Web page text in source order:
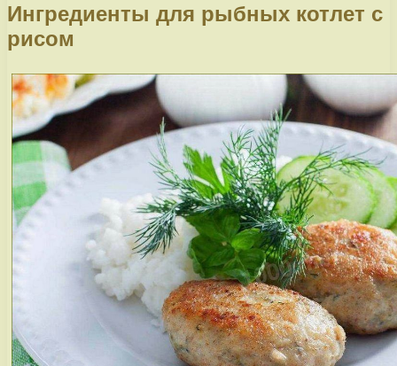
Ингредиенты для рыбных котлет с
рисом